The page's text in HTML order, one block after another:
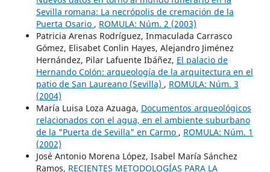
Sevilla romana: La necrópolis de cremación de la
Puerta Osario , ROMULA: Núm. 2 (2003)
Patricia Arenas Rodríguez, Inmaculada Carrasco
Gómez, Elisabet Conlin Hayes, Alejandro Jiménez
Hernández, Pilar Lafuente Ibáñez, El palacio de
Hernando Colón: arqueología de la arquitectura en el
patio de San Laureano (Sevilla) , ROMULA: Núm. 3
(2004)
María Luisa Loza Azuaga, Documentos arqueológicos
relacionados con el agua, en el ambiente suburbano
de la "Puerta de Sevilla" en Carmo , ROMULA: Núm. 1
(2002)
José Antonio Morena López, Isabel María Sánchez
Ramos, RECIENTES METODOLOGÍAS PARA LA